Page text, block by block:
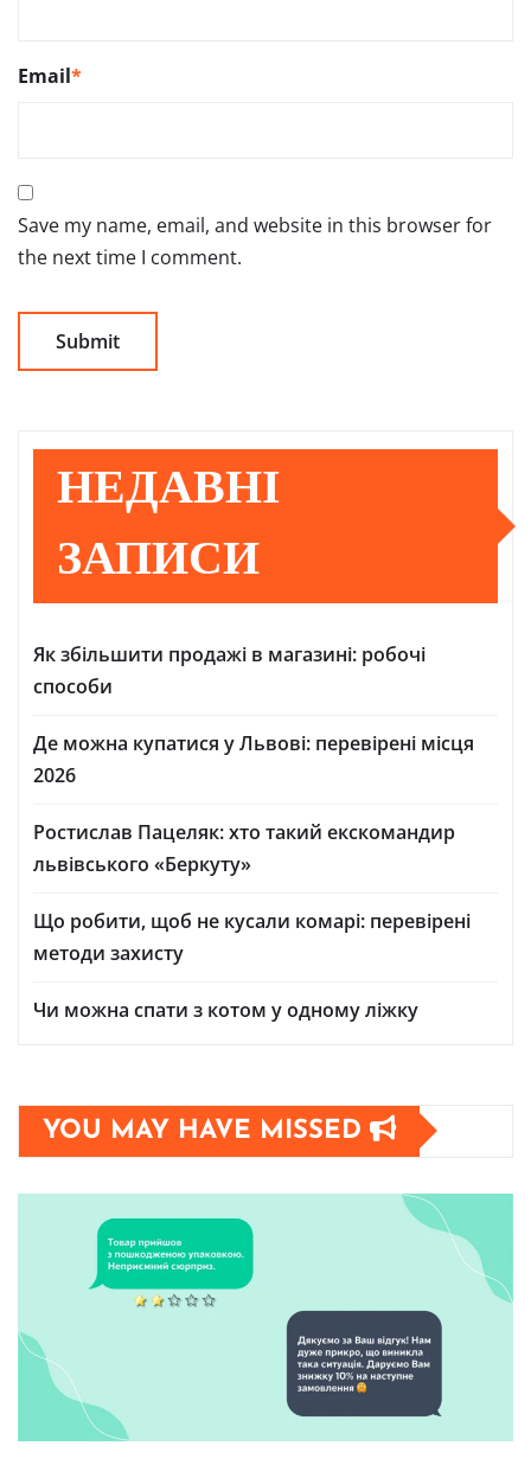
Email*
Save my name, email, and website in this browser for
the next time I comment.
НЕДАВНІ
ЗАПИСИ
Як збільшити продажі в магазині: робочі
способи
Де можна купатися у Львові: перевірені місця
2026
Ростислав Пацеляк: хто такий екскомандир
львівського «Беркуту»
Що робити, щоб не кусали комарі: перевірені
методи захисту
Чи можна спати з котом у одному ліжку
YOU MAY HAVE MISSED